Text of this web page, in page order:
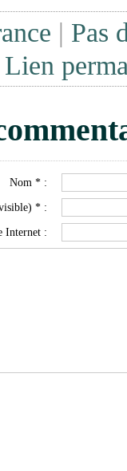
| Pas
Lien
Nom * :
* :
Internet :